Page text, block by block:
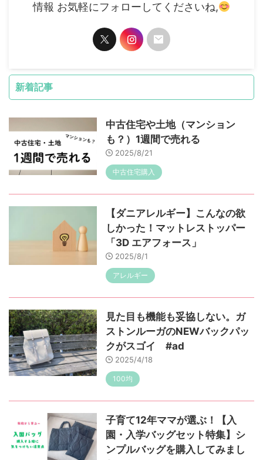
情報 お気軽にフォローしてくださいね,
新着記事
中古住宅や土地（マンション
も？）1週間で売れる
2025/8/21
中古住宅購入
【ダニアレルギー】こんなの欲
しかった！マットレストッパー
「3D エアフォース」
2025/8/1
アレルギー
見た目も機能も妥協しない。ガ
ストンルーガのNEWバックパッ
クがスゴイ #ad
2025/4/18
100均
子育て12年ママが選ぶ！【入
園・入学バッグセット特集】シ
ンプルバッグを購入してみまし